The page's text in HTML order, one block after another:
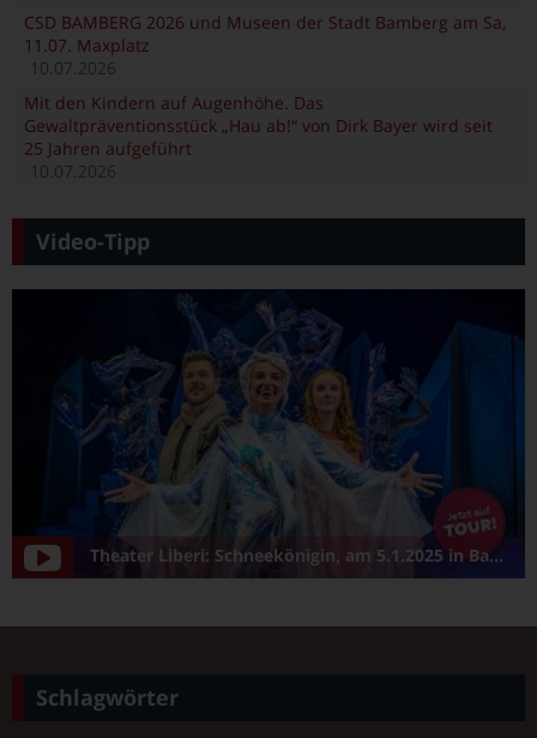
CSD BAMBERG 2026 und Museen der Stadt Bamberg am Sa,
11.07. Maxplatz
10.07.2026
Mit den Kindern auf Augenhöhe. Das
Gewaltpräventionsstück „Hau ab!“ von Dirk Bayer wird seit
25 Jahren aufgeführt
10.07.2026
Video-Tipp
Theater Liberi: Schneekönigin, am 5.1.2025 in Bamberg/Konzerthalle
Schlagwörter